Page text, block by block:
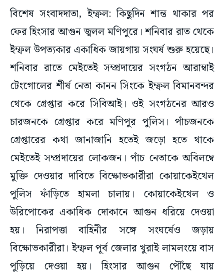
বিশেষ সংবাদদাতা, ইম্ফল: কিছুদিন শান্ত থাকার পর
ফের হিংসার আগুন জ্বলল মণিপুরে। শনিবার রাত থেকে
ইম্ফল উপত্যকার একাধিক জায়গায় সংঘর্ষ শুরু হয়েছে।
শনিবার রাতে মেইতেই সম্প্রদায়ের সংগঠন আরাম্বাই
টেংগোলের শীর্ষ নেতা কানন সিংকে ইম্ফল বিমানবন্দর
থেকে গ্রেপ্তার করে সিবিআই। ওই সংগঠনের আরও
চারজনকে গ্রেপ্তার করে মণিপুর পুলিস। পাঁচজনকে
গ্রেপ্তারের কথা জানাজানি হতেই জড়ো হতে থাকে
মেইতেই সম্প্রদায়ের লোকজন। পাঁচ নেতাকে অবিলম্বে
মুক্তি দেওয়ার দাবিতে বিক্ষোভকারীরা কোয়াকেইথেল
পুলিস ফাঁড়িতে হামলা চালায়। কোয়াকেইথেল ও
উরিপোকের একাধিক দোকানে আগুন ধরিয়ে দেওয়া
হয়। নিরাপত্তা বাহিনীর সঙ্গে সংঘর্ষেও জড়ায়
বিক্ষোভকারীরা। ইম্ফল পূর্ব জেলার খুরাই লামলংয়ে বাস
পুড়িয়ে দেওয়া হয়। হিংসার আগুন পৌঁছে যায়